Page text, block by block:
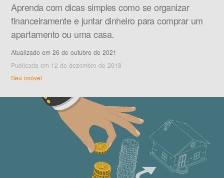
Simule seu consórcio
Aprenda com dicas simples como se organizar
financeiramente e juntar dinheiro para comprar um
apartamento ou uma casa.
Atualizado em 26 de outubro de 2021
Publicado em 12 de dezembro de 2018
Seu imóvel